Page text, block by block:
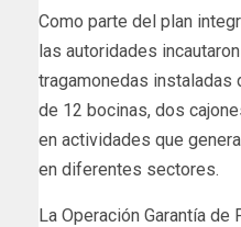
Como parte del plan
las autoridades
tragamonedas instaladas
de 12 bocinas, dos
en actividades que
en diferentes sectores.
La Operación Garantía de